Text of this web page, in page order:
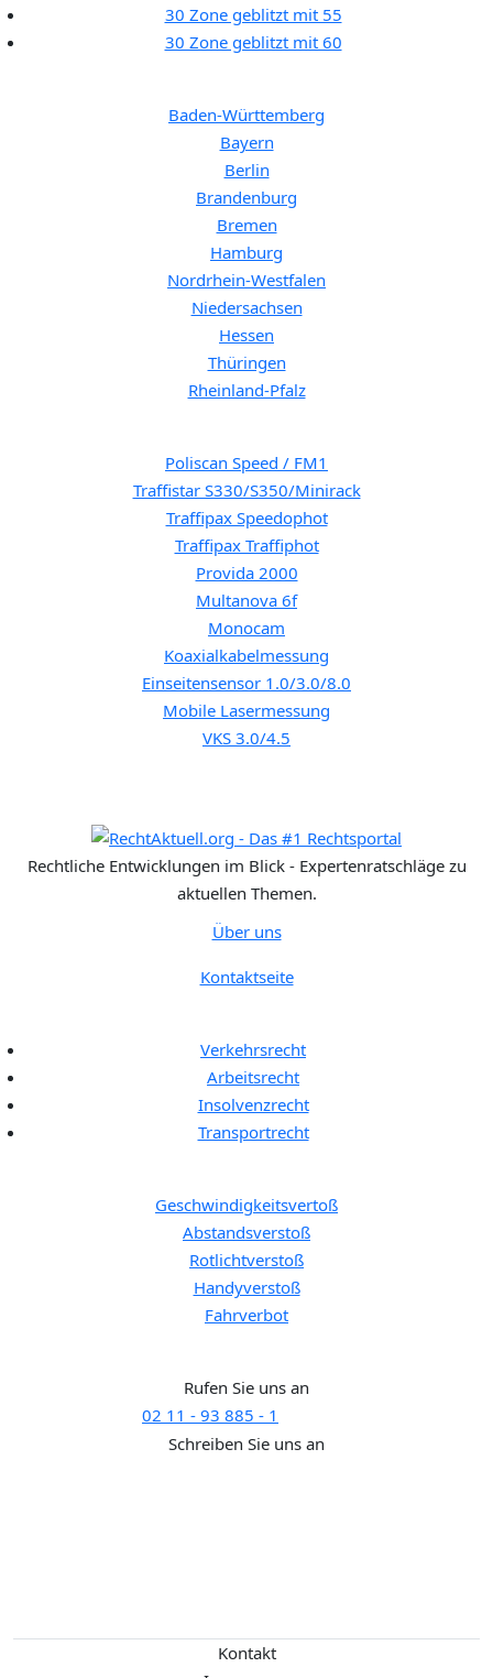
30 Zone geblitzt mit 55
30 Zone geblitzt mit 60
Baden-Württemberg
Bayern
Berlin
Brandenburg
Bremen
Hamburg
Nordrhein-Westfalen
Niedersachsen
Hessen
Thüringen
Rheinland-Pfalz
Poliscan Speed / FM1
Traffistar S330/S350/Minirack
Traffipax Speedophot
Traffipax Traffiphot
Provida 2000
Multanova 6f
Monocam
Koaxialkabelmessung
Einseitensensor 1.0/3.0/8.0
Mobile Lasermessung
VKS 3.0/4.5
Rechtliche Entwicklungen im Blick - Expertenratschläge zu
aktuellen Themen.
Über uns
Kontaktseite
Verkehrsrecht
Arbeitsrecht
Insolvenzrecht
Transportrecht
Geschwindigkeitsvertoß
Abstandsverstoß
Rotlichtverstoß
Handyverstoß
Fahrverbot
Rufen Sie uns an
02 11 - 93 885 - 1
Schreiben Sie uns an
Kontakt